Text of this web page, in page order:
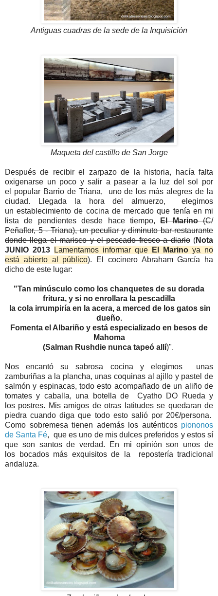
Antiguas cuadras de la sede de la Inquisición
Maqueta del castillo de San Jorge
Después de recibir el zarpazo de la historia, hacía falta
oxigenarse un poco y salir a pasear a la luz del sol por
el popular Barrio de Triana, uno de los más alegres de la
ciudad. Llegada la hora del almuerzo, elegimos
un establecimiento de cocina de mercado que tenía en mi
lista de pendientes desde hace tiempo,El Marino(C/
Peñaflor, 5 - Triana), un peculiar y diminuto bar-restaurante
donde llega el marisco y el pescado fresco a diario(Nota
JUNIO 2013
Lamentamos informar que El Marino ya no
está abierto al público). El cocinero Abraham García ha
dicho de este lugar:
"Tan minúsculo como los chanquetes de su dorada
fritura, y si no enrollara la pescadilla
la cola irrumpiría en la acera, a merced de los gatos sin
dueño.
Fomenta el Albariño y está especializado en besos de
Mahoma
(Salman Rushdie nunca tapeó allí)".
Nos encantó su sabrosa cocina y elegimos unas
zamburiñas a la plancha, unas coquinas al ajillo y pastel de
salmón y espinacas, todo esto acompañado de un aliño de
tomates y caballa, una botella de Cyatho DO Rueda y
los postres. Mis amigos de otras latitudes se quedaran de
piedra cuando diga que todo esto salió por 20€/persona.
Como sobremesa tienen además los auténticospiononos
de Santa Fé, que es uno de mis dulces preferidos y estos sí
que son santos de verdad. En mi opinión son unos de
los bocados más exquisitos de la repostería tradicional
andaluza.